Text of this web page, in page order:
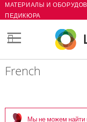
Skip
Content
МАТЕРИАЛЫ И
ПЕДИКЮРА
Мой
список
French
Мы не можем найти